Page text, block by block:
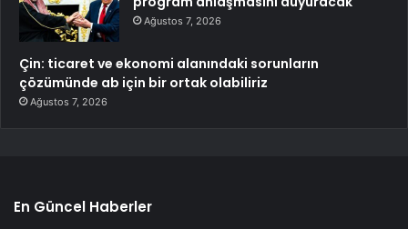
Ağustos 7, 2026
Çin: ticaret ve ekonomi alanındaki sorunların
çözümünde ab için bir ortak olabiliriz
Ağustos 7, 2026
En Güncel Haberler